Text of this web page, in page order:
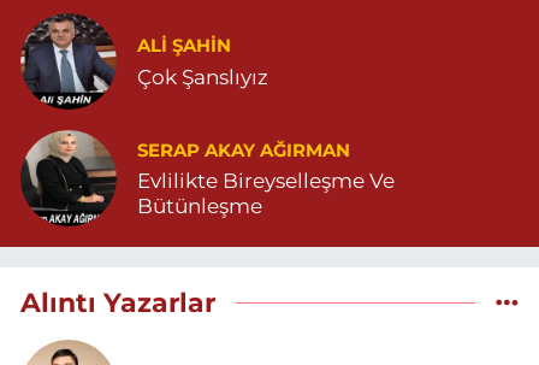
ALI ŞAHİN
Çok Şanslıyız
SERAP AKAY AĞIRMAN
Evlilikte Bireyselleşme Ve
Bütünleşme
Alıntı Yazarlar